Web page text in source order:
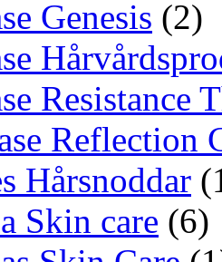
Genesis (2)
Resistance
Reflection
Hårsnoddar
Skin care (6)